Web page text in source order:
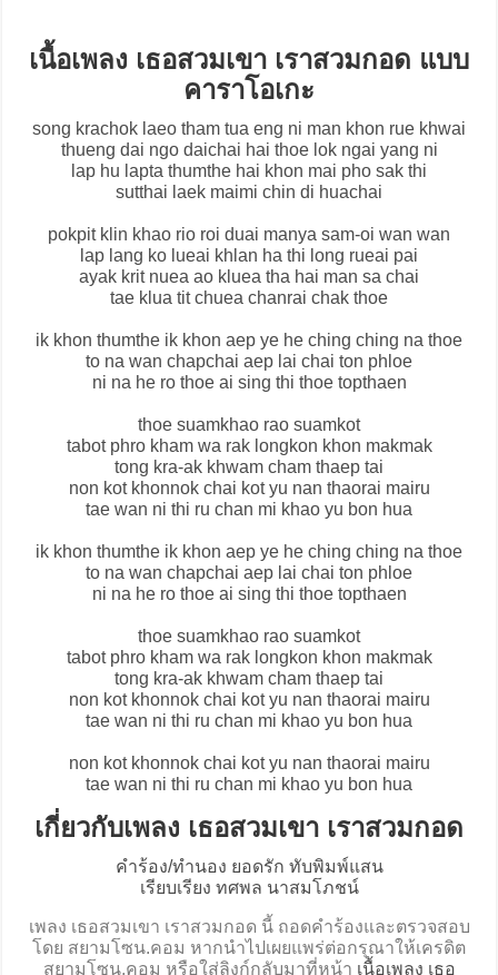
เนื้อเพลง เธอสวมเขา เราสวมกอด แบบ
คาราโอเกะ
song krachok laeo tham tua eng ni man khon rue khwai
thueng dai ngo daichai hai thoe lok ngai yang ni
lap hu lapta thumthe hai khon mai pho sak thi
sutthai laek maimi chin di huachai
pokpit klin khao rio roi duai manya sam-oi wan wan
lap lang ko lueai khlan ha thi long rueai pai
ayak krit nuea ao kluea tha hai man sa chai
tae klua tit chuea chanrai chak thoe
ik khon thumthe ik khon aep ye he ching ching na thoe
to na wan chapchai aep lai chai ton phloe
ni na he ro thoe ai sing thi thoe topthaen
thoe suamkhao rao suamkot
tabot phro kham wa rak longkon khon makmak
tong kra-ak khwam cham thaep tai
non kot khonnok chai kot yu nan thaorai mairu
tae wan ni thi ru chan mi khao yu bon hua
ik khon thumthe ik khon aep ye he ching ching na thoe
to na wan chapchai aep lai chai ton phloe
ni na he ro thoe ai sing thi thoe topthaen
thoe suamkhao rao suamkot
tabot phro kham wa rak longkon khon makmak
tong kra-ak khwam cham thaep tai
non kot khonnok chai kot yu nan thaorai mairu
tae wan ni thi ru chan mi khao yu bon hua
non kot khonnok chai kot yu nan thaorai mairu
tae wan ni thi ru chan mi khao yu bon hua
เกี่ยวกับเพลง เธอสวมเขา เราสวมกอด
คำร้อง/ทำนอง ยอดรัก ทับพิมพ์แสน
เรียบเรียง ทศพล นาสมโภชน์
เพลง เธอสวมเขา เราสวมกอด นี้ ถอดคำร้องและตรวจสอบ
โดย สยามโซน.คอม หากนำไปเผยแพร่ต่อกรุณาให้เครดิต
สยามโซน.คอม หรือใส่ลิงก์กลับมาที่หน้า เนื้อเพลง เธอ